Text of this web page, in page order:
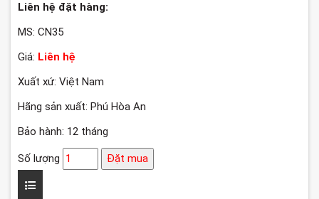
Liên hệ đặt hàng:
MS: CN35
Giá: Liên hệ
Xuất xứ: Việt Nam
Hãng sản xuất: Phú Hòa An
Bảo hành: 12 tháng
Số lượng Đặt mua